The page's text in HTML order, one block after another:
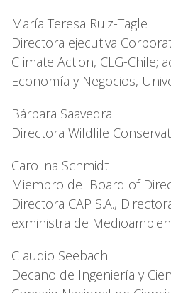
María Teresa Ruiz-Tagle
Directora ejecutiva
Climate Action, CLG-Chile;
Economía y Negocios,
Bárbara Saavedra
Directora Wildlife
Carolina Schmidt
Miembro del Board of
Directora CAP S.A.,
exministra de
Claudio Seebach
Decano de Ingeniería y